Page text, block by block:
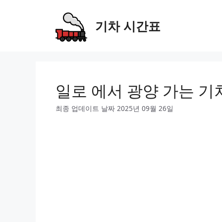
기차 시간표
일로 에서 광양 가는 기
최종 업데이트 날짜 2025년 09월 26일